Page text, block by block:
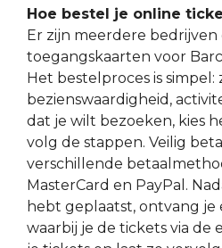
Hoe bestel je online
Er zijn meerdere bedrijven
toegangskaarten voor
Het bestelproces is simpel:
bezienswaardigheid,
dat je wilt bezoeken, kies
volg de stappen. Veilig
verschillende
MasterCard en PayPal.
hebt geplaatst, ontvang je
waarbij je de tickets via de